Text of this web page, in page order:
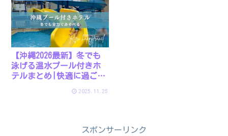
【沖縄2026最新】冬でも
泳げる温水プール付きホ
テルまとめ|快適に過ごせ
2025.11.25
スポンサーリンク